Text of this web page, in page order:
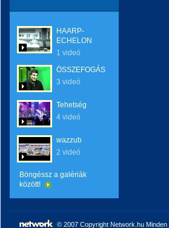
HAARP-
ECHELON
1 videó
ÖSSZEFOGÁS
3 videó
Tehetség
4 videó
wazzub
2 videó
Böngéssz a galériák
között!
© 2007 Copyright Network.hu Minden